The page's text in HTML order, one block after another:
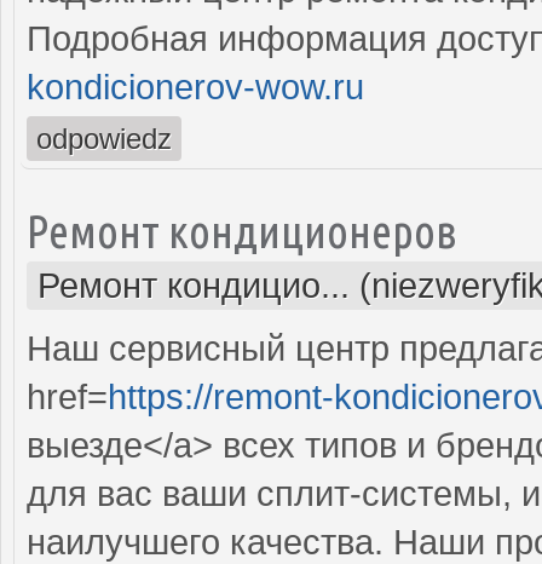
Подробная информация
kondicionerov-wow.ru
odpowiedz
Ремонт кондиционеров
Ремонт кондицио...
Наш сервисный центр
href=https://remont-
выезде</a> всех типов и
для вас ваши сплит-системы,
наилучшего качества. Наши